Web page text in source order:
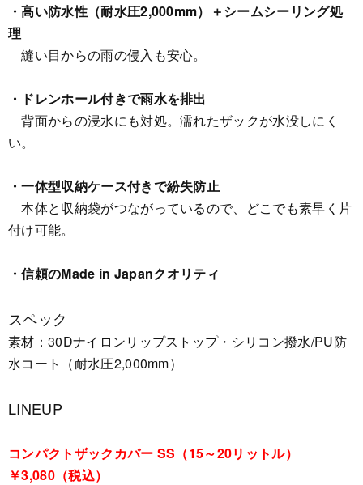
・高い防水性（耐水圧2,000mm）＋シームシーリング処
理
縫い目からの雨の侵入も安心。
・ドレンホール付きで雨水を排出
背面からの浸水にも対処。濡れたザックが水没しにく
い。
・一体型収納ケース付きで紛失防止
本体と収納袋がつながっているので、どこでも素早く片
付け可能。
・信頼のMade in Japanクオリティ
スペック
素材：30Dナイロンリップストップ・シリコン撥水/PU防
水コート（耐水圧2,000mm）
LINEUP
コンパクトザックカバー SS（15～20リットル）
￥3,080（税込）